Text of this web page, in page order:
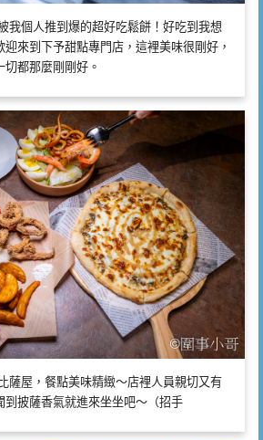
我個人推到爆的超好吃鬆餅！好吃到我想
來到下予甜點專門店，這裡美味很剛好，
都那麼剛剛好。
薩屋，餐點美味精緻～店裡人員親切又有
到披薩香氣就進來坐坐吧～（招手